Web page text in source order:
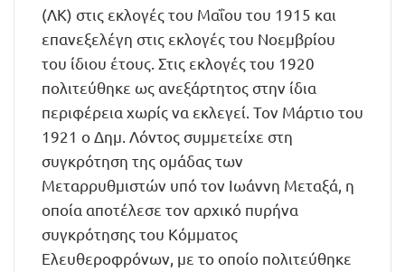
(ΛΚ) στις εκλογές του Μαΐου του 1915 και
επανεξελέγη στις εκλογές του Νοεμβρίου
του ίδιου έτους. Στις εκλογές του 1920
πολιτεύθηκε ως ανεξάρτητος στην ίδια
περιφέρεια χωρίς να εκλεγεί. Τον Μάρτιο του
1921 ο Δημ. Λόντος συμμετείχε στη
συγκρότηση της ομάδας των
Μεταρρυθμιστών υπό τον Ιωάννη Μεταξά, η
οποία αποτέλεσε τον αρχικό πυρήνα
συγκρότησης του Κόμματος
Ελευθεροφρόνων, με το οποίο πολιτεύθηκε